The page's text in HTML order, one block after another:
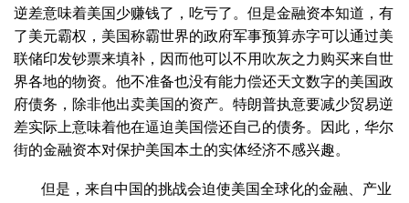
逆差意味着美国少赚钱了，吃亏了。但是金融资本知道，有
了美元霸权，美国称霸世界的政府军事预算赤字可以通过美
联储印发钞票来填补，因而他可以不用吹灰之力购买来自世
界各地的物资。他不准备也没有能力偿还天文数字的美国政
府债务，除非他出卖美国的资产。特朗普执意要减少贸易逆
差实际上意味着他在逼迫美国偿还自己的债务。因此，华尔
街的金融资本对保护美国本土的实体经济不感兴趣。
但是，来自中国的挑战会迫使美国全球化的金融、产业